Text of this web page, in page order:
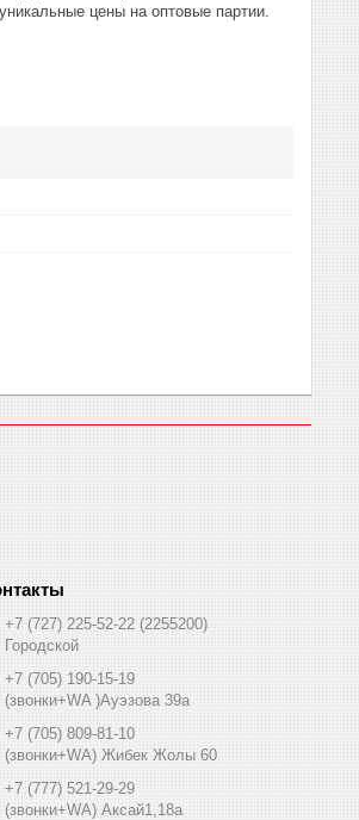
цены на оптовые партии.
+7 (727) 225-52-22 2255200
Городской
+7 (705) 190-15-19
(звонки+WA )Ауэзова 39а
+7 (705) 809-81-10
(звонки+WA) Жибек Жолы 60
+7 (777) 521-29-29
(звонки+WA) Аксай1,18а